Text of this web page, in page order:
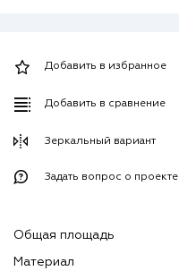
Добавить в избранное
Добавить в сравнение
Зеркальный вариант
Задать вопрос о проекте
Общая площадь
Материал